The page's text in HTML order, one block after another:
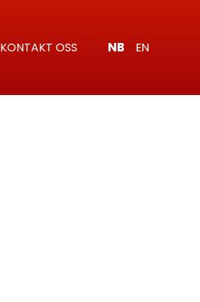
KONTAKT OSS NB EN